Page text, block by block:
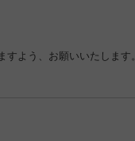
よう、お願いいたします。